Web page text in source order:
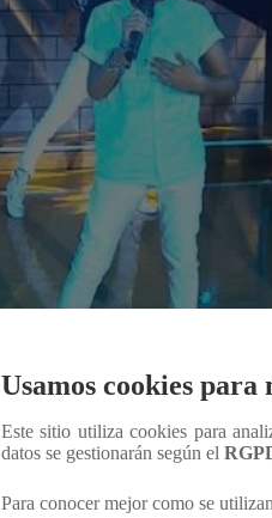
Usamos cookies
Este sitio utiliza cookies para
datos se gestionarán según el
Para conocer mejor como se